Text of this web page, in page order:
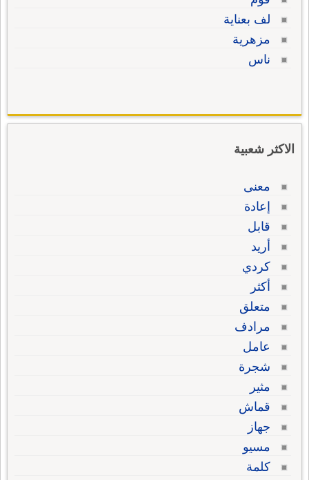
لف بعناية
مزهرية
ناس
الاكثر شعبية
معنى
إعادة
قابل
أريد
كردي
أكثر
متعلق
مرادف
عامل
شجرة
مثير
قماش
جهاز
مسيو
كلمة